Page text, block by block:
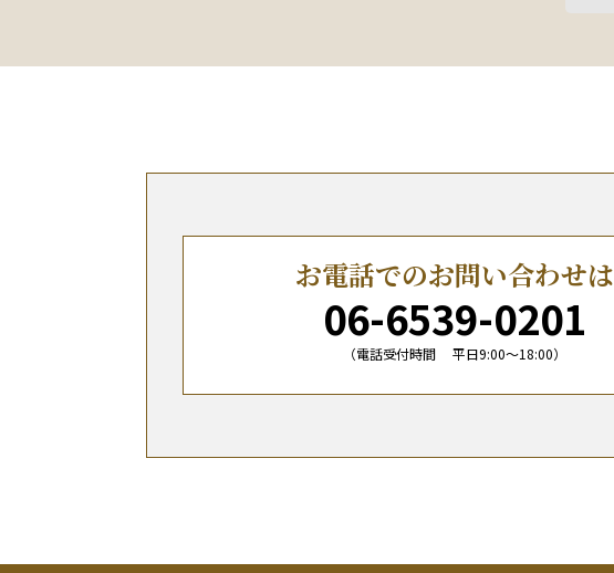
お電話でのお問い合わせは
06-6539-0201
（電話受付時間 平日9:00〜18:00）